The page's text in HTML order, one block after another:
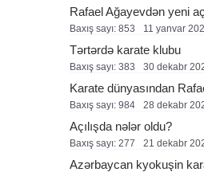
Rafael Ağayevdən yeni
Baxış sayı: 853 11 yanvar
Tərtərdə karate klubu
Baxış sayı: 383 30 dekabr
Karate dünyasından
Baxış sayı: 984 28 dekabr
Açılışda nələr oldu?
Baxış sayı: 277 21 dekabr
Azərbaycan kyokuşin